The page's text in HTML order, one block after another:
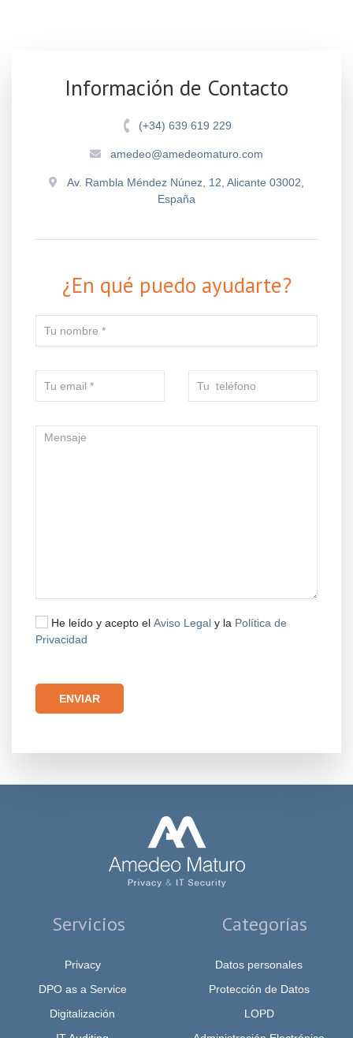
Información de Contacto
(+34) 639 619 229
amedeo@amedeomaturo.com
Av. Rambla Méndez Núnez, 12, Alicante 03002,
España
¿En qué puedo ayudarte?
He leído y acepto el Aviso Legal y la Política de
Privacidad
Servicios
Privacy
DPO as a Service
Digitalización
Categorías
Datos personales
Protección de Datos
LOPD